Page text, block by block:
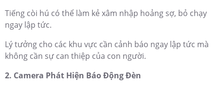
Tiếng còi hú có thể làm kẻ xâm nhập hoảng sợ, bỏ chạy
ngay lập tức.
Lý tưởng cho các khu vực cần cảnh báo ngay lập tức mà
không cần sự can thiệp của con người.
2. Camera Phát Hiện Báo Động Đèn